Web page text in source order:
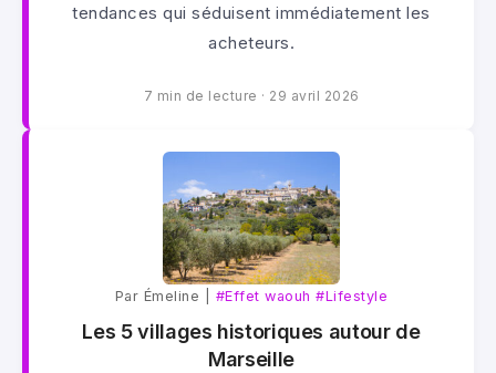
tendances qui séduisent immédiatement les
acheteurs.
7 min de lecture · 29 avril 2026
Par Émeline | #Effet waouh#Lifestyle
Les 5 villages historiques autour de
Marseille